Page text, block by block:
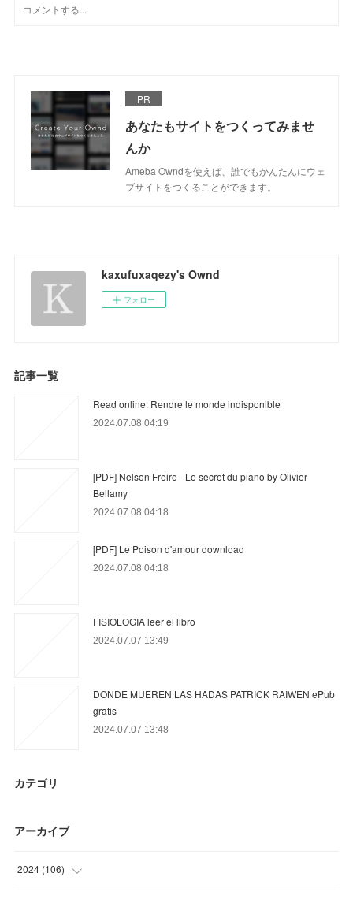
PR
あなたもサイトをつくってみませ
んか
Ameba Owndを使えば、誰でもかんたんにウェ
ブサイトをつくることができます。
kaxufuxaqezy's Ownd
フォロー
記事一覧
Read online: Rendre le monde indisponible
2024.07.08 04:19
[PDF] Nelson Freire - Le secret du piano by Olivier
Bellamy
2024.07.08 04:18
[PDF] Le Poison d'amour download
2024.07.08 04:18
FISIOLOGIA leer el libro
2024.07.07 13:49
DONDE MUEREN LAS HADAS PATRICK RAIWEN ePub
gratis
2024.07.07 13:48
カテゴリ
アーカイブ
2024 (106)